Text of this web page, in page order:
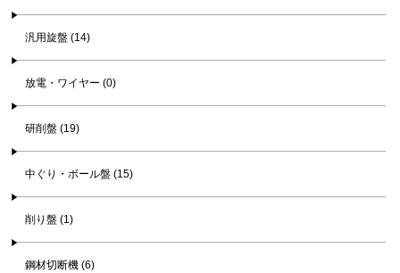
汎用旋盤 (14)
放電・ワイヤー (0)
研削盤 (19)
中ぐり・ボール盤 (15)
削り盤 (1)
鋼材切断機 (6)